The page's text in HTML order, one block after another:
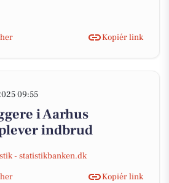
Kopiér link
09:55
i Aarhus
indbrud
- statistikbanken.dk
Kopiér link